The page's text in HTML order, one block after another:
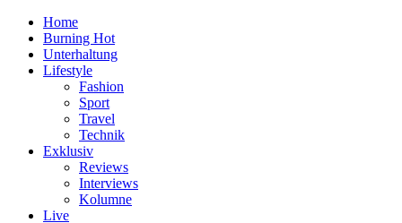
Home
Burning Hot
Unterhaltung
Lifestyle
Fashion
Sport
Travel
Technik
Exklusiv
Reviews
Interviews
Kolumne
Live